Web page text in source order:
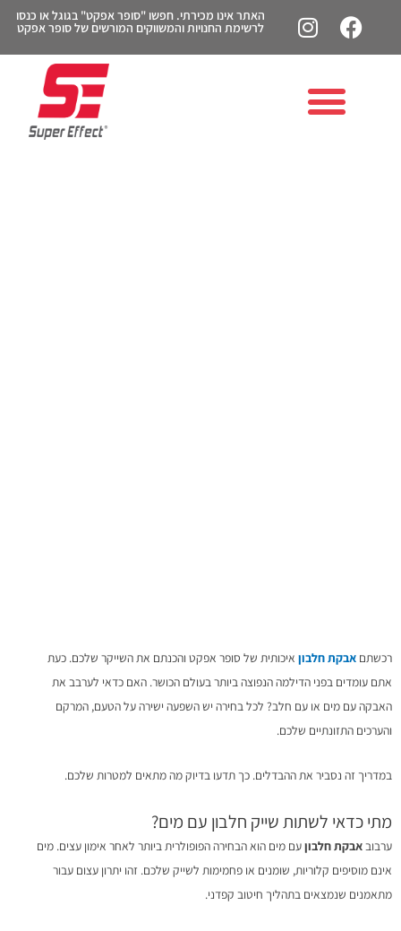
האתר אינו מכירתי. חפשו "סופר אפקט" בגוגל או כנסו
לרשימת החנויות והמשווקים המורשים של סופר אפקט
רכשתם אבקת חלבון איכותית של סופר אפקט והכנתם את השייקר שלכם. כעת
אתם עומדים בפני הדילמה הנפוצה ביותר בעולם הכושר. האם כדאי לערבב את
האבקה עם מים או עם חלב? לכל בחירה יש השפעה ישירה על הטעם, המרקם
והערכים התזונתיים שלכם.
במדריך זה נסביר את ההבדלים. כך תדעו בדיוק מה מתאים למטרות שלכם.
מתי כדאי לשתות שייק חלבון עם מים?
ערבובאבקת חלבוןעם מים הוא הבחירה הפופולרית ביותר לאחר אימון עצים. מים
אינם מוסיפים קלוריות, שומנים או פחמימות לשייק שלכם. זהו יתרון עצום עבור
מתאמנים שנמצאים בתהליך חיטוב קפדני.